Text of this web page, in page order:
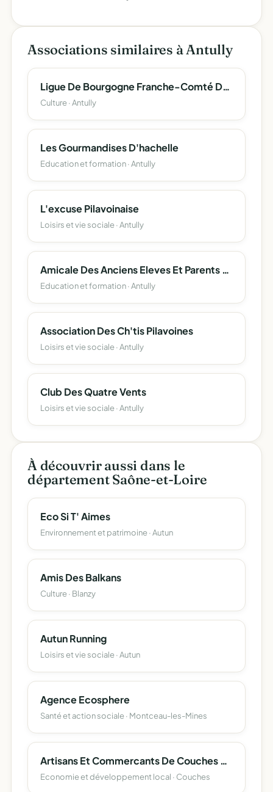
Associations similaires à Antully
Ligue De Bourgogne Franche-Comté Des Échecs
Culture · Antully
Les Gourmandises D'hachelle
Education et formation · Antully
L'excuse Pilavoinaise
Loisirs et vie sociale · Antully
Amicale Des Anciens Eleves Et Parents D'eleves Des Ecoles Publiques D'antully
Education et formation · Antully
Association Des Ch'tis Pilavoines
Loisirs et vie sociale · Antully
Club Des Quatre Vents
Loisirs et vie sociale · Antully
À découvrir aussi dans le
département Saône-et-Loire
Eco Si T' Aimes
Environnement et patrimoine · Autun
Amis Des Balkans
Culture · Blanzy
Autun Running
Loisirs et vie sociale · Autun
Agence Ecosphere
Santé et action sociale · Montceau-les-Mines
Artisans Et Commercants De Couches Reunis
Economie et développement local · Couches